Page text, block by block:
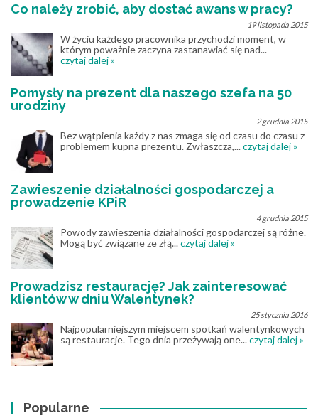
Co należy zrobić, aby dostać awans w pracy?
19 listopada 2015
W życiu każdego pracownika przychodzi moment, w
którym poważnie zaczyna zastanawiać się nad...
czytaj dalej »
Pomysły na prezent dla naszego szefa na 50
urodziny
2 grudnia 2015
Bez wątpienia każdy z nas zmaga się od czasu do czasu z
problemem kupna prezentu. Zwłaszcza,...czytaj dalej »
Zawieszenie działalności gospodarczej a
prowadzenie KPiR
4 grudnia 2015
Powody zawieszenia działalności gospodarczej są różne.
Mogą być związane ze złą...czytaj dalej »
Prowadzisz restaurację? Jak zainteresować
klientów w dniu Walentynek?
25 stycznia 2016
Najpopularniejszym miejscem spotkań walentynkowych
są restauracje. Tego dnia przeżywają one...czytaj dalej »
Popularne